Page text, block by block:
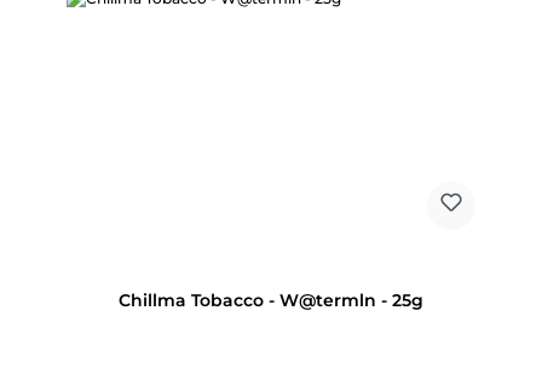
Chillma Tobacco - W@termln - 25g